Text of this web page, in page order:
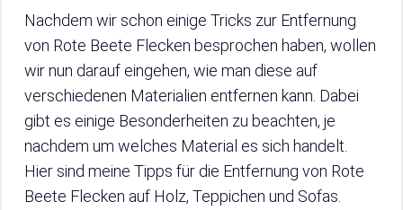
Nachdem wir schon einige Tricks zur Entfernung
von Rote Beete Flecken besprochen haben, wollen
wir nun darauf eingehen, wie man diese auf
verschiedenen Materialien entfernen kann. Dabei
gibt es einige Besonderheiten zu beachten, je
nachdem um welches Material es sich handelt.
Hier sind meine Tipps für die Entfernung von Rote
Beete Flecken auf Holz, Teppichen und Sofas.